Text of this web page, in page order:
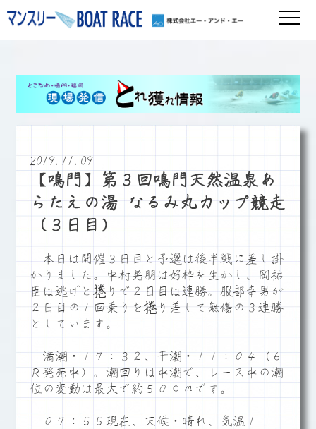
2019.11.09
【鳴門】第３回鳴門天然温泉あ
らたえの湯 なるみ丸カップ競走
（３日目）
本日は開催３日目と予選は後半戦に差し掛
かりました。中村晃朋は好枠を生かし、岡祐
臣は逃げと捲りで２日目は連勝。服部幸男が
２日目の１回乗りを捲り差して無傷の３連勝
としています。
満潮・１７：３２、干潮・１１：０４（６
Ｒ発売中）。潮回りは中潮で、レース中の潮
位の変動は最大で約５０ｃｍです。
０７：５５現在、天候・晴れ、気温１